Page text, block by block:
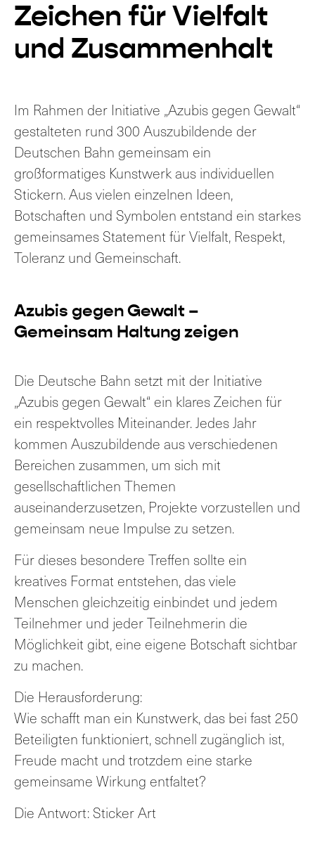
Zeichen für Vielfalt
und Zusammenhalt
Im Rahmen der Initiative „Azubis gegen Gewalt“
gestalteten rund 300 Auszubildende der
Deutschen Bahn gemeinsam ein
großformatiges Kunstwerk aus individuellen
Stickern. Aus vielen einzelnen Ideen,
Botschaften und Symbolen entstand ein starkes
gemeinsames Statement für Vielfalt, Respekt,
Toleranz und Gemeinschaft.
Azubis gegen Gewalt –
Gemeinsam Haltung zeigen
Die Deutsche Bahn setzt mit der Initiative
„Azubis gegen Gewalt“ ein klares Zeichen für
ein respektvolles Miteinander. Jedes Jahr
kommen Auszubildende aus verschiedenen
Bereichen zusammen, um sich mit
gesellschaftlichen Themen
auseinanderzusetzen, Projekte vorzustellen und
gemeinsam neue Impulse zu setzen.
Für dieses besondere Treffen sollte ein
kreatives Format entstehen, das viele
Menschen gleichzeitig einbindet und jedem
Teilnehmer und jeder Teilnehmerin die
Möglichkeit gibt, eine eigene Botschaft sichtbar
zu machen.
Die Herausforderung:
Wie schafft man ein Kunstwerk, das bei fast 250
Beteiligten funktioniert, schnell zugänglich ist,
Freude macht und trotzdem eine starke
gemeinsame Wirkung entfaltet?
Die Antwort: Sticker Art